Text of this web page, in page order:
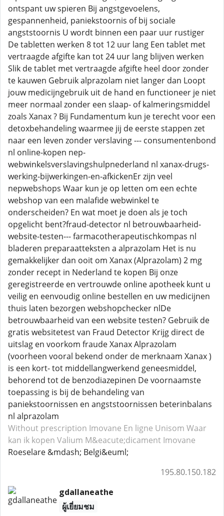
ontspant uw spieren Bij angstgevoelens,
gespannenheid, paniekstoornis of bij sociale
angststoornis U wordt binnen een paar uur rustiger
De tabletten werken 8 tot 12 uur lang Een tablet met
vertraagde afgifte kan tot 24 uur lang blijven werken
Slik de tablet met vertraagde afgifte heel door zonder
te kauwen Gebruik alprazolam niet langer dan Loopt
jouw medicijngebruik uit de hand en functioneer je niet
meer normaal zonder een slaap- of kalmeringsmiddel
zoals Xanax ? Bij Fundamentum kun je terecht voor een
detoxbehandeling waarmee jij de eerste stappen zet
naar een leven zonder verslaving --- consumentenbond
nl online-kopen nep-
webwinkelsverslavingshulpnederland nl xanax-drugs-
werking-bijwerkingen-en-afkickenEr zijn veel
nepwebshops Waar kun je op letten om een echte
webshop van een malafide webwinkel te
onderscheiden? En wat moet je doen als je toch
opgelicht bent?fraud-detector nl betrouwbaarheid-
website-testen--- farmacotherapeutischkompas nl
bladeren preparaatteksten a alprazolam Het is nu
gemakkelijker dan ooit om Xanax (Alprazolam) 2 mg
zonder recept in Nederland te kopen Bij onze
geregistreerde en vertrouwde online apotheek kunt u
veilig en eenvoudig online bestellen en uw medicijnen
thuis laten bezorgen webshopchecker nlDe
betrouwbaarheid van een website testen? Gebruik de
gratis websitetest van Fraud Detector Krijg direct de
uitslag en voorkom fraude Xanax Alprazolam
(voorheen vooral bekend onder de merknaam Xanax )
is een kort- tot middellangwerkend geneesmiddel,
behorend tot de benzodiazepinen De voornaamste
toepassing is bij de behandeling van
paniekstoornissen en angststoornissen beterinbalans
nl alprazolam
Without prescription Imovane En ligne Unisom Waar
kan ik kopen Valium M&eacute;dicament Imovane
Roeselare &mdash; Belgi&euml;
195.80.150.182
gdallaneathe
ผู้เยี่ยมชม